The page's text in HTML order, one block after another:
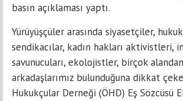
basın açıklaması yaptı.
Yürüyüşçüler arasında siyasetçiler,
sendikacılar, kadın hakları aktivistleri,
savunucuları, ekolojistler, birçok
arkadaşlarımız bulunduğuna dikkat
Hukukçular Derneği (ÖHD) Eş Sözcüsü